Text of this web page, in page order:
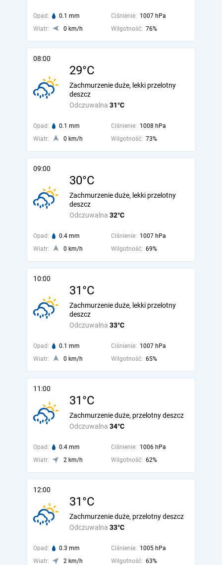
Opad: 0.1 mm Ciśnienie: 1007 hPa
Wiatr:
0 km/h Wilgotność: 76%
08:00
29°C
Odczuwalna 31°C
Zachmurzenie duże, lekki przelotny
deszcz
Opad: 0.1 mm Ciśnienie: 1008 hPa
Wiatr:
0 km/h Wilgotność: 73%
09:00
30°C
Odczuwalna 32°C
Zachmurzenie duże, lekki przelotny
deszcz
Opad: 0.4 mm Ciśnienie: 1007 hPa
Wiatr:
0 km/h Wilgotność: 69%
10:00
31°C
Odczuwalna 33°C
Zachmurzenie duże, lekki przelotny
deszcz
Opad: 0.1 mm Ciśnienie: 1007 hPa
Wiatr:
0 km/h Wilgotność: 65%
11:00
31°C
Odczuwalna 34°C
Zachmurzenie duże, przelotny deszcz
Opad: 0.4 mm Ciśnienie: 1006 hPa
Wiatr:
2 km/h Wilgotność: 62%
12:00
31°C
Odczuwalna 33°C
Zachmurzenie duże, przelotny deszcz
Opad: 0.3 mm Ciśnienie: 1005 hPa
Wiatr:
2 km/h Wilgotność: 63%